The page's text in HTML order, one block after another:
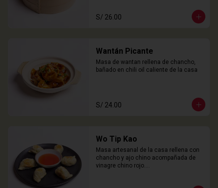
S/ 26.00
Wantán Picante
Masa de wantan rellena de chancho,
bañado en chili oil caliente de la casa
S/ 24.00
Wo Tip Kao
Masa artesanal de la casa rellena con
chancho y ajo chino acompañada de
vinagre chino rojo.